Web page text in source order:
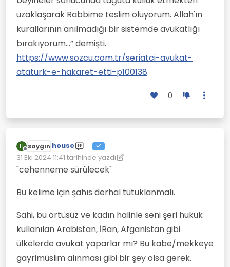
uzaklaşarak Rabbime teslim oluyorum. Allah'ın
kurallarının anılmadığı bir sistemde avukatlığı
bırakıyorum...” demişti.
https://www.sozcu.com.tr/seriatci-avukat-
ataturk-e-hakaret-etti-p100138
0
H
Çevrimdışı
Saygın house
31 Eki 2024 11:41 tarihinde yazdı
Son düzenleyen: house
"cehenneme sürülecek"
Bu kelime için şahıs derhal tutuklanmalı.
Sahi, bu örtüsüz ve kadın halinle seni şeri hukuk
kullanılan Arabistan, İRan, Afganistan gibi
ülkelerde avukat yaparlar mı? Bu kabe/mekkeye
gayrimüslim alınması gibi bir şey olsa gerek.